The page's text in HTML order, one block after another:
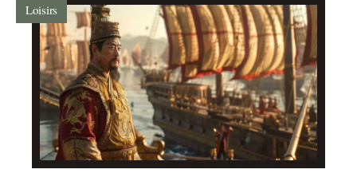
Loisirs